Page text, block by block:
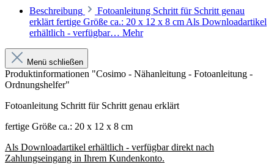
Beschreibung
Fotoanleitung Schritt für Schritt genau
erklärt fertige Größe ca.: 20 x 12 x 8 cm Als Downloadartikel
erhältlich - verfügbar… Mehr
Menü schließen
Produktinformationen "Cosimo - Nähanleitung - Fotoanleitung -
Ordnungshelfer"
Fotoanleitung Schritt für Schritt genau erklärt
fertige Größe ca.: 20 x 12 x 8 cm
Als Downloadartikel erhältlich - verfügbar direkt nach
Zahlungseingang in Ihrem Kundenkonto.